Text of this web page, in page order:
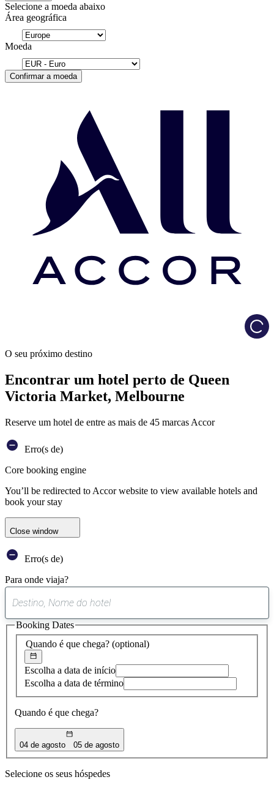
Selecione a moeda abaixo
Área geográfica
Moeda
Confirmar a moeda
O seu próximo destino
Encontrar um hotel perto de Queen
Victoria Market, Melbourne
Reserve um hotel de entre as mais de 45 marcas Accor
Erro(s de)
Core booking engine
You’ll be redirected to Accor website to view available hotels and
book your stay
Close window
Erro(s de)
Para onde viaja?
sugestão
encontrada
Quando é que chega? (optional)
Escolha a data de início
Escolha a data de término
Quando é que chega?
04 de agosto 05 de agosto
Booking Dates
Selecione os seus hóspedes